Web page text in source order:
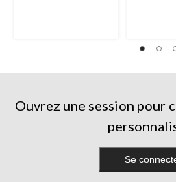
Ouvrez une session pour
Se